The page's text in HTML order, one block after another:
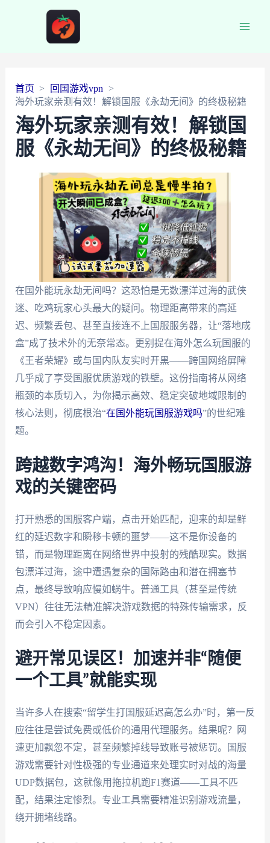
首页
回国游戏vpn
海外玩家亲测有效！解锁国服《永劫无间》的终极秘籍
海外玩家亲测有效！解锁国
服《永劫无间》的终极秘籍
在国外能玩永劫无间吗？这恐怕是无数漂洋过海的武侠
迷、吃鸡玩家心头最大的疑问。物理距离带来的高延
迟、频繁丢包、甚至直接连不上国服服务器，让“落地成
盒”成了技术外的无奈常态。更别提在海外怎么玩国服的
《王者荣耀》或与国内队友实时开黑——跨国网络屏障
几乎成了享受国服优质游戏的铁壁。这份指南将从网络
瓶颈的本质切入，为你揭示高效、稳定突破地域限制的
核心法则，彻底根治“在国外能玩国服游戏吗”的世纪难
题。
跨越数字鸿沟！海外畅玩国服游
戏的关键密码
打开熟悉的国服客户端，点击开始匹配，迎来的却是鲜
红的延迟数字和瞬移卡顿的噩梦——这不是你设备的
错，而是物理距离在网络世界中投射的残酷现实。数据
包漂洋过海，途中遭遇复杂的国际路由和潜在拥塞节
点，最终导致响应慢如蜗牛。普通工具（甚至是传统
VPN）往往无法精准解决游戏数据的特殊传输需求，反
而会引入不稳定因素。
避开常见误区！加速并非“随便
一个工具”就能实现
当许多人在搜索“留学生打国服延迟高怎么办”时，第一反
应往往是尝试免费或低价的通用代理服务。结果呢？网
速更加飘忽不定，甚至频繁掉线导致账号被惩罚。国服
游戏需要针对性极强的专业通道来处理实时对战的海量
UDP数据包，这就像用拖拉机跑F1赛道——工具不匹
配，结果注定惨烈。专业工具需要精准识别游戏流量，
绕开拥堵线路。